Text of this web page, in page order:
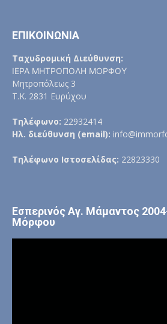
ΕΠΙΚΟΙΝΩΝΙΑ
Ταχυδρομική Διεύθυνση:
ΙΕΡΑ ΜΗΤΡΟΠΟΛΗ ΜΟΡΦΟΥ
Μητροπόλεως 3
Τ.Κ. 2831 Ευρύχου
Τηλέφωνο: 22932414
Ηλ. διεύθυνση (email):
Τηλέφωνο Ιστοσελίδας: 22823330
Εσπερινός Αγ. Μάμαντος
Μόρφου